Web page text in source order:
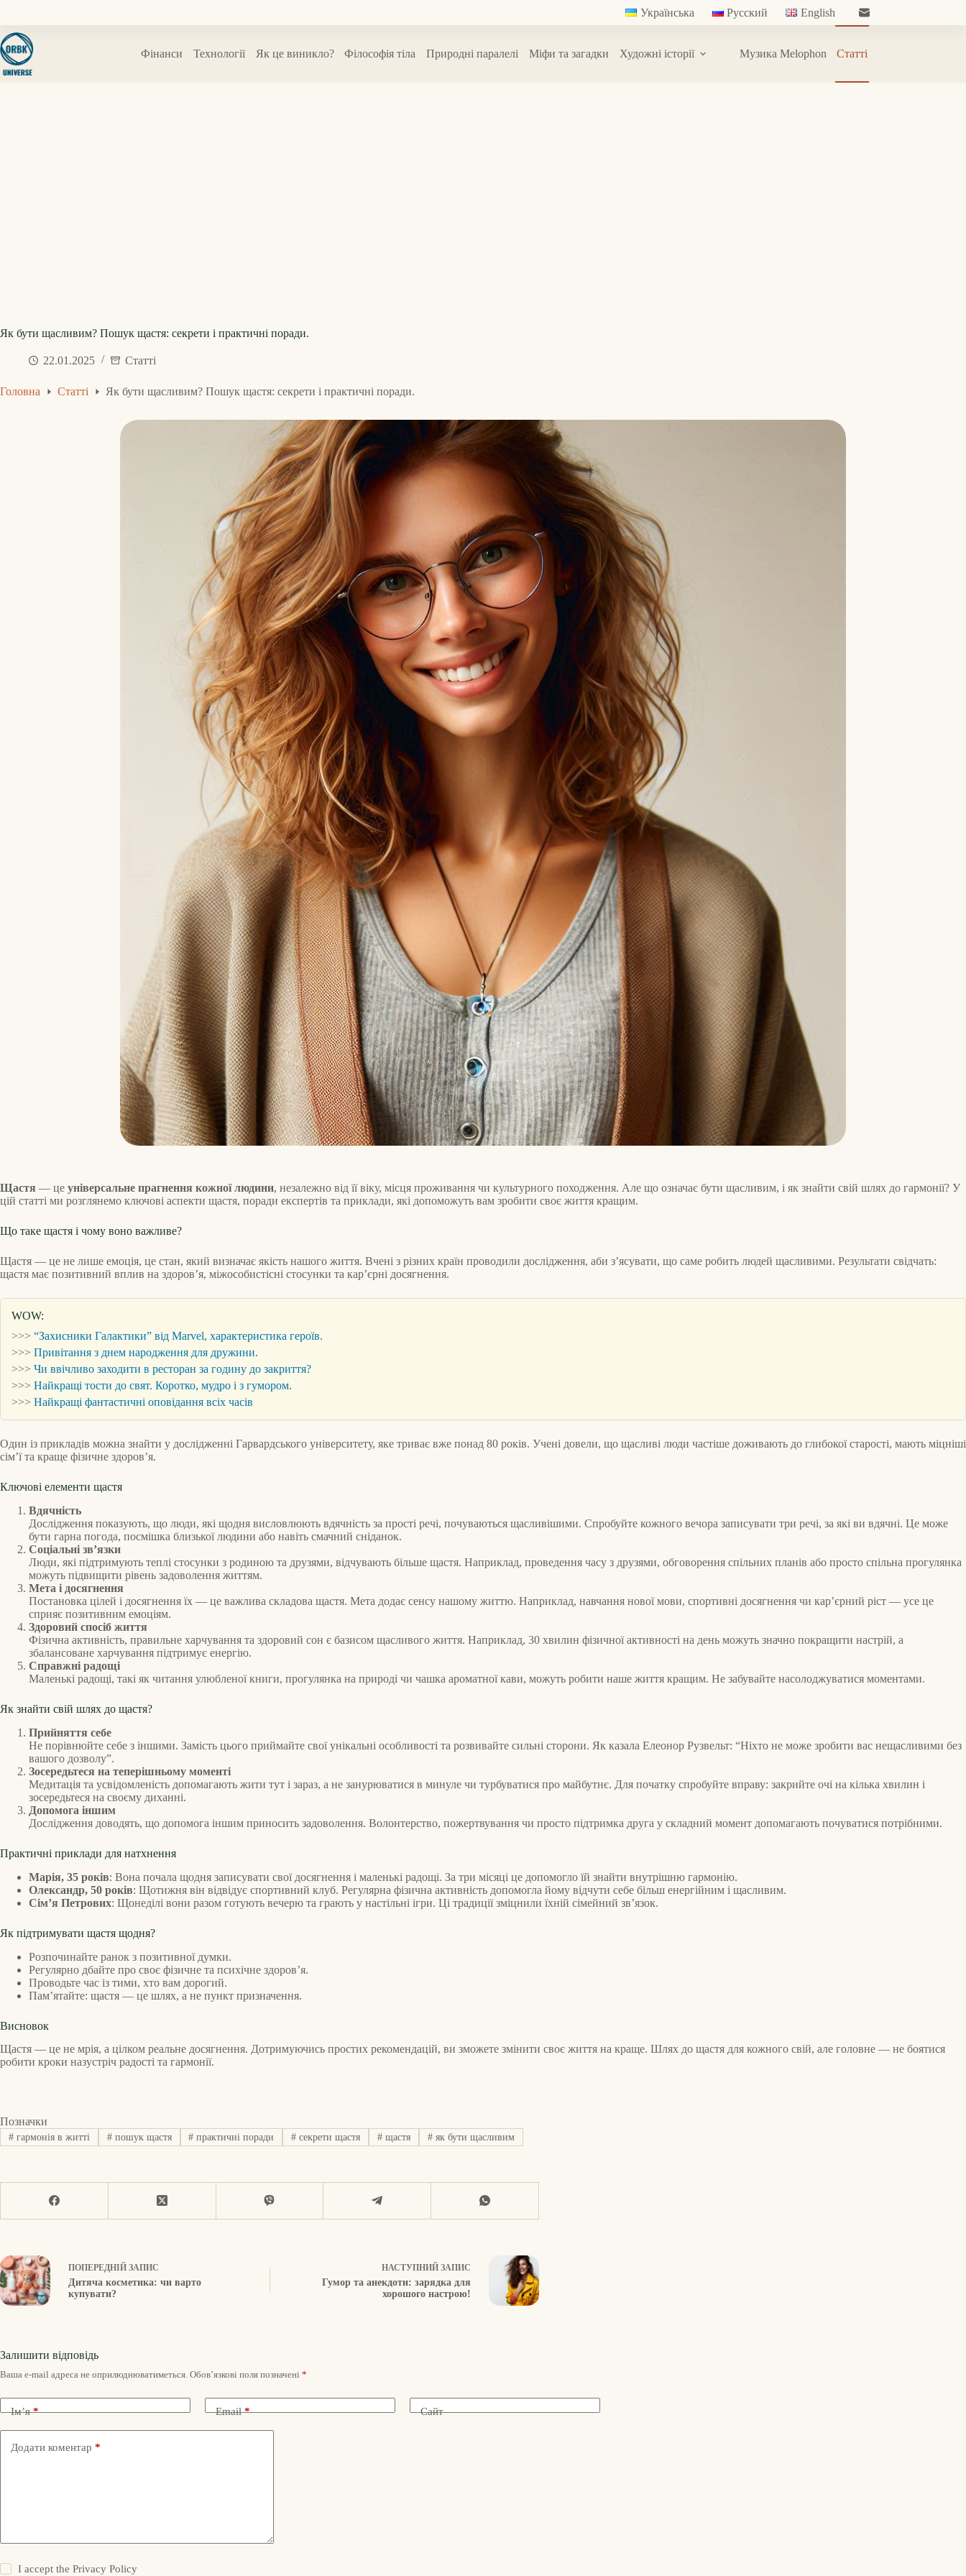
вмісту
Українська Русский English
Фінанси Технології Як це виникло? Філософія тіла Природні паралелі Міфи та загадки Художні історії Музика Melophon Статті
Як бути щасливим? Пошук щастя: секрети і практичні поради.
22.01.2025 Статті
Головна Статті Як бути щасливим? Пошук щастя: секрети і практичні поради.
Щастя — це універсальне прагнення кожної людини, незалежно від її віку, місця проживання чи культурного походження. Але що означає бути щасливим, і як знайти свій шлях до гармонії? У
цій статті ми розглянемо ключові аспекти щастя, поради експертів та приклади, які допоможуть вам зробити своє життя кращим.
Що таке щастя і чому воно важливе?
Щастя — це не лише емоція, це стан, який визначає якість нашого життя. Вчені з різних країн проводили дослідження, аби з’ясувати, що саме робить людей щасливими. Результати свідчать:
щастя має позитивний вплив на здоров’я, міжособистісні стосунки та кар’єрні досягнення.
WOW:
>>> “Захисники Галактики” від Marvel, характеристика героїв.
>>> Привітання з днем народження для дружини.
>>> Чи ввічливо заходити в ресторан за годину до закриття?
>>> Найкращі тости до свят. Коротко, мудро і з гумором.
>>> Найкращі фантастичні оповідання всіх часів
Один із прикладів можна знайти у дослідженні Гарвардського університету, яке триває вже понад 80 років. Учені довели, що щасливі люди частіше доживають до глибокої старості, мають міцніші
сім’ї та краще фізичне здоров’я.
Ключові елементи щастя
Вдячність
Дослідження показують, що люди, які щодня висловлюють вдячність за прості речі, почуваються щасливішими. Спробуйте кожного вечора записувати три речі, за які ви вдячні. Це може
бути гарна погода, посмішка близької людини або навіть смачний сніданок.
Соціальні зв’язки
Люди, які підтримують теплі стосунки з родиною та друзями, відчувають більше щастя. Наприклад, проведення часу з друзями, обговорення спільних планів або просто спільна прогулянка
можуть підвищити рівень задоволення життям.
Мета і досягнення
Постановка цілей і досягнення їх — це важлива складова щастя. Мета додає сенсу нашому життю. Наприклад, навчання нової мови, спортивні досягнення чи кар’єрний ріст — усе це
сприяє позитивним емоціям.
Здоровий спосіб життя
Фізична активність, правильне харчування та здоровий сон є базисом щасливого життя. Наприклад, 30 хвилин фізичної активності на день можуть значно покращити настрій, а
збалансоване харчування підтримує енергію.
Справжні радощі
Маленькі радощі, такі як читання улюбленої книги, прогулянка на природі чи чашка ароматної кави, можуть робити наше життя кращим. Не забувайте насолоджуватися моментами.
Як знайти свій шлях до щастя?
Прийняття себе
Не порівнюйте себе з іншими. Замість цього приймайте свої унікальні особливості та розвивайте сильні сторони. Як казала Елеонор Рузвельт: “Ніхто не може зробити вас нещасливими без
вашого дозволу”.
Зосередьтеся на теперішньому моменті
Медитація та усвідомленість допомагають жити тут і зараз, а не занурюватися в минуле чи турбуватися про майбутнє. Для початку спробуйте вправу: закрийте очі на кілька хвилин і
зосередьтеся на своєму диханні.
Допомога іншим
Дослідження доводять, що допомога іншим приносить задоволення. Волонтерство, пожертвування чи просто підтримка друга у складний момент допомагають почуватися потрібними.
Практичні приклади для натхнення
Марія, 35 років: Вона почала щодня записувати свої досягнення і маленькі радощі. За три місяці це допомогло їй знайти внутрішню гармонію.
Олександр, 50 років: Щотижня він відвідує спортивний клуб. Регулярна фізична активність допомогла йому відчути себе більш енергійним і щасливим.
Сім’я Петрових: Щонеділі вони разом готують вечерю та грають у настільні ігри. Ці традиції зміцнили їхній сімейний зв’язок.
Як підтримувати щастя щодня?
Розпочинайте ранок з позитивної думки.
Регулярно дбайте про своє фізичне та психічне здоров’я.
Проводьте час із тими, хто вам дорогий.
Пам’ятайте: щастя — це шлях, а не пункт призначення.
Висновок
Щастя — це не мрія, а цілком реальне досягнення. Дотримуючись простих рекомендацій, ви зможете змінити своє життя на краще. Шлях до щастя для кожного свій, але головне — не боятися
робити кроки назустріч радості та гармонії.
Позначки
#гармонія в житті #пошук щастя # практичні поради # секрети щастя # щастя #як бути щасливим
ПОПЕРЕДНІЙ ЗАПИС
Дитяча косметика: чи варто
купувати?
НАСТУПНИЙ ЗАПИС
Гумор та анекдоти: зарядка для
хорошого настрою!
Залишити відповідь
Ваша e-mail адреса не оприлюднюватиметься. Обов’язкові поля позначені *
Ім’я* Email* Сайт
Додати коментар *
I accept thePrivacy Policy